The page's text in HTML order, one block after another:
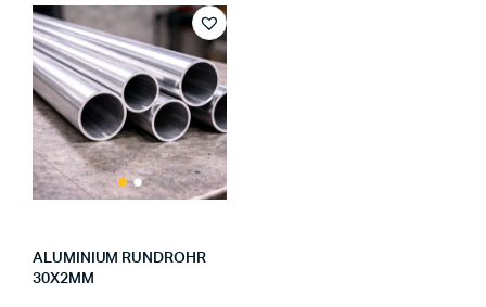
ALUMINIUM RUNDROHR
30X2MM